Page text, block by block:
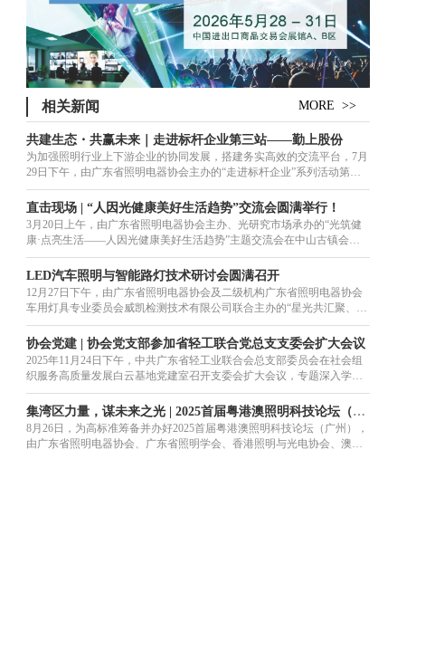
相关新闻 MORE >>
共建生态・共赢未来｜走进标杆企业第三站——勤上股份
为加强照明行业上下游企业的协同发展，搭建务实高效的交流平台，7月
29日下午，由广东省照明电器协会主办的“走进标杆企业”系列活动第三
站在东莞勤上光电圆满举办，30
直击现场 | “人因光健康美好生活趋势”交流会圆满举行！
3月20日上午，由广东省照明电器协会主办、光研究市场承办的“光筑健
康·点亮生活——人因光健康美好生活趋势”主题交流会在中山古镇会议
展览中心一楼圆满落下帷幕。作为
LED汽车照明与智能路灯技术研讨会圆满召开
12月27日下午，由广东省照明电器协会及二级机构广东省照明电器协会
车用灯具专业委员会威凯检测技术有限公司联合主办的“星光共汇聚、追
光向未来”LED汽车照明与智能
协会党建 | 协会党支部参加省轻工联合党总支支委会扩大会议
2025年11月24日下午，中共广东省轻工业联合会总支部委员会在社会组
织服务高质量发展白云基地党建室召开支委会扩大会议，专题深入学习
贯彻党的二十届四中全会精神，
集湾区力量，谋未来之光 | 2025首届粤港澳照明科技论坛（广州）新闻发布会在召开
8月26日，为高标准筹备并办好2025首届粤港澳照明科技论坛（广州），
由广东省照明电器协会、广东省照明学会、香港照明与光电协会、澳门